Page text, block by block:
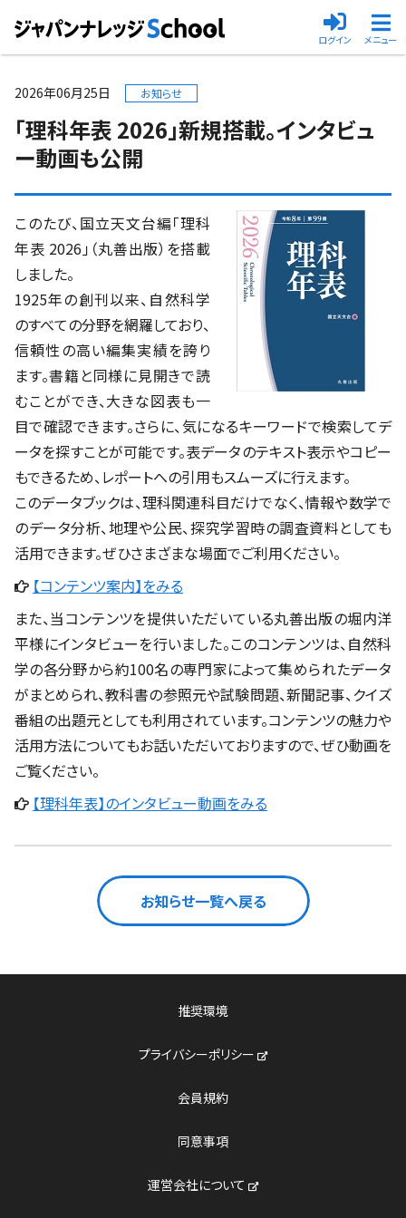
メニュー
ログイン
2026年06月25日 お知らせ
「理科年表 2026」新規搭載。インタビュ
ー動画も公開
このたび、国立天文台編「理科
年表 2026」（丸善出版）を搭載
しました。
1925年の創刊以来、自然科学
のすべての分野を網羅しており、
信頼性の高い編集実績を誇り
ます。書籍と同様に見開きで読
むことができ、大きな図表も一
目で確認できます。さらに、気になるキーワードで検索してデ
ータを探すことが可能です。表データのテキスト表示やコピー
もできるため、レポートへの引用もスムーズに行えます。
このデータブックは、理科関連科目だけでなく、情報や数学で
のデータ分析、地理や公民、探究学習時の調査資料としても
活用できます。ぜひさまざまな場面でご利用ください。
【コンテンツ案内】をみる
また、当コンテンツを提供いただいている丸善出版の堀内洋
平様にインタビューを行いました。このコンテンツは、自然科
学の各分野から約100名の専門家によって集められたデータ
がまとめられ、教科書の参照元や試験問題、新聞記事、クイズ
番組の出題元としても利用されています。コンテンツの魅力や
活用方法についてもお話いただいておりますので、ぜひ動画を
ご覧ください。
【理科年表】のインタビュー動画をみる
お知らせ一覧へ戻る
推奨環境
プライバシーポリシー 新しいウィンドウで開く
会員規約
同意事項
運営会社について 新しいウィンドウで開く